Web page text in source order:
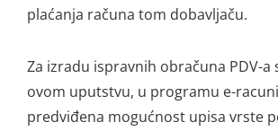
plaćanja računa tom dobavljaču.
Za izradu ispravnih obračuna PDV-a
ovom uputstvu, u programu e-
predviđena mogućnost upisa vrste